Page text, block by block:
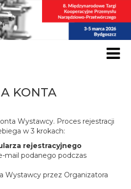
KONTA
Wystawcy. Proces rejestracji
w 3 krokach:
rejestracyjnego
mail podanego podczas
Wystawcy przez Organizatora